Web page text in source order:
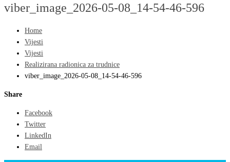
viber_image_2026-05-08_14-54-46-596
Home
Vijesti
Vijesti
Realizirana radionica za trudnice
viber_image_2026-05-08_14-54-46-596
Share
Facebook
Twitter
LinkedIn
Email